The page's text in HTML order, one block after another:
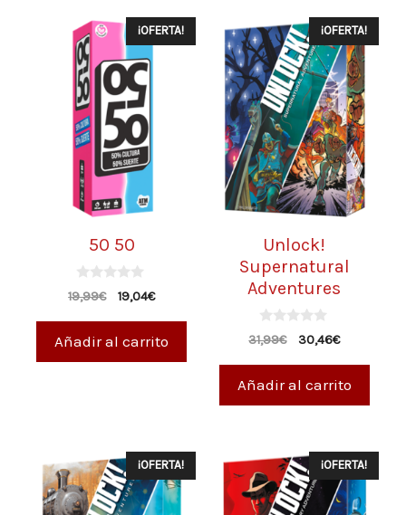
¡OFERTA!
50 50
0
d
19,99€ 19,04€
Añadir al carrito
¡OFERTA!
Unlock!
Supernatural
Adventures
0
d
31,99€ 30,46€
Añadir al carrito
¡OFERTA! ¡OFERTA!